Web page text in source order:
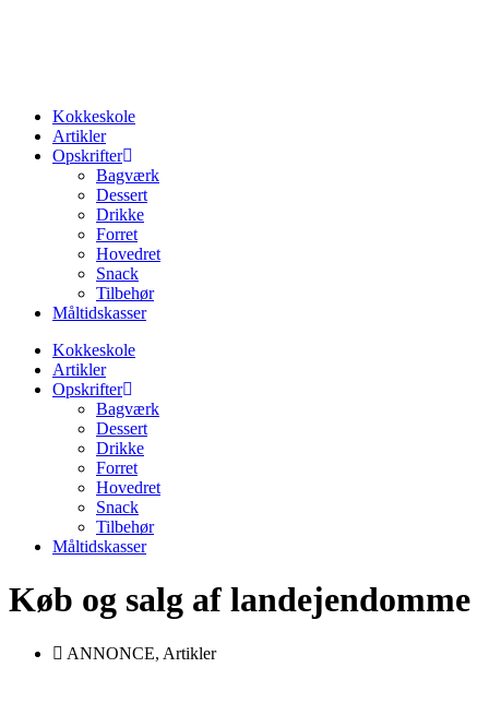
Kokkeskole
Artikler
Opskrifter
Bagværk
Dessert
Drikke
Forret
Hovedret
Snack
Tilbehør
Måltidskasser
Kokkeskole
Artikler
Opskrifter
Bagværk
Dessert
Drikke
Forret
Hovedret
Snack
Tilbehør
Måltidskasser
Køb og salg af landejendomme
ANNONCE, Artikler